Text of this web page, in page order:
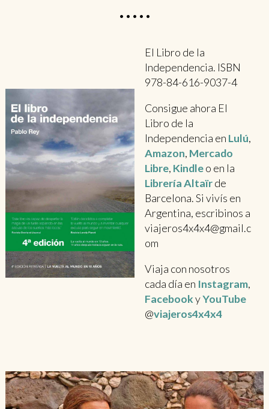
•••••
El Libro de la
Independencia. ISBN
978-84-616-9037-4
Consigue ahora El
Libro de la
Independencia en Lulú,
Amazon, Mercado
Libre, Kindleo en la
Librería Altaïrde
Barcelona. Si vivís en
Argentina, escribinos a
viajeros4x4x4@gmail.c
om
Viaja con nosotros
cada día en Instagram,
FacebookyYouTube
@viajeros4x4x4